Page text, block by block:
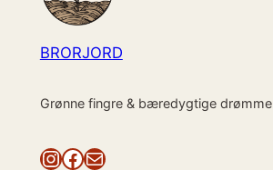
BRORJORD
Grønne fingre & bæredygtige drømme
InstagramFacebook Mail